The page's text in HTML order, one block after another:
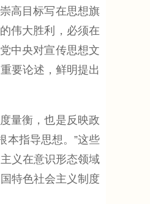
高目标写在思想旗
伟大胜利，必须在
中央对宣传思想文
要论述，鲜明提出
量衡，也是反映政
本指导思想。”这些
义在意识形态领域
特色社会主义制度